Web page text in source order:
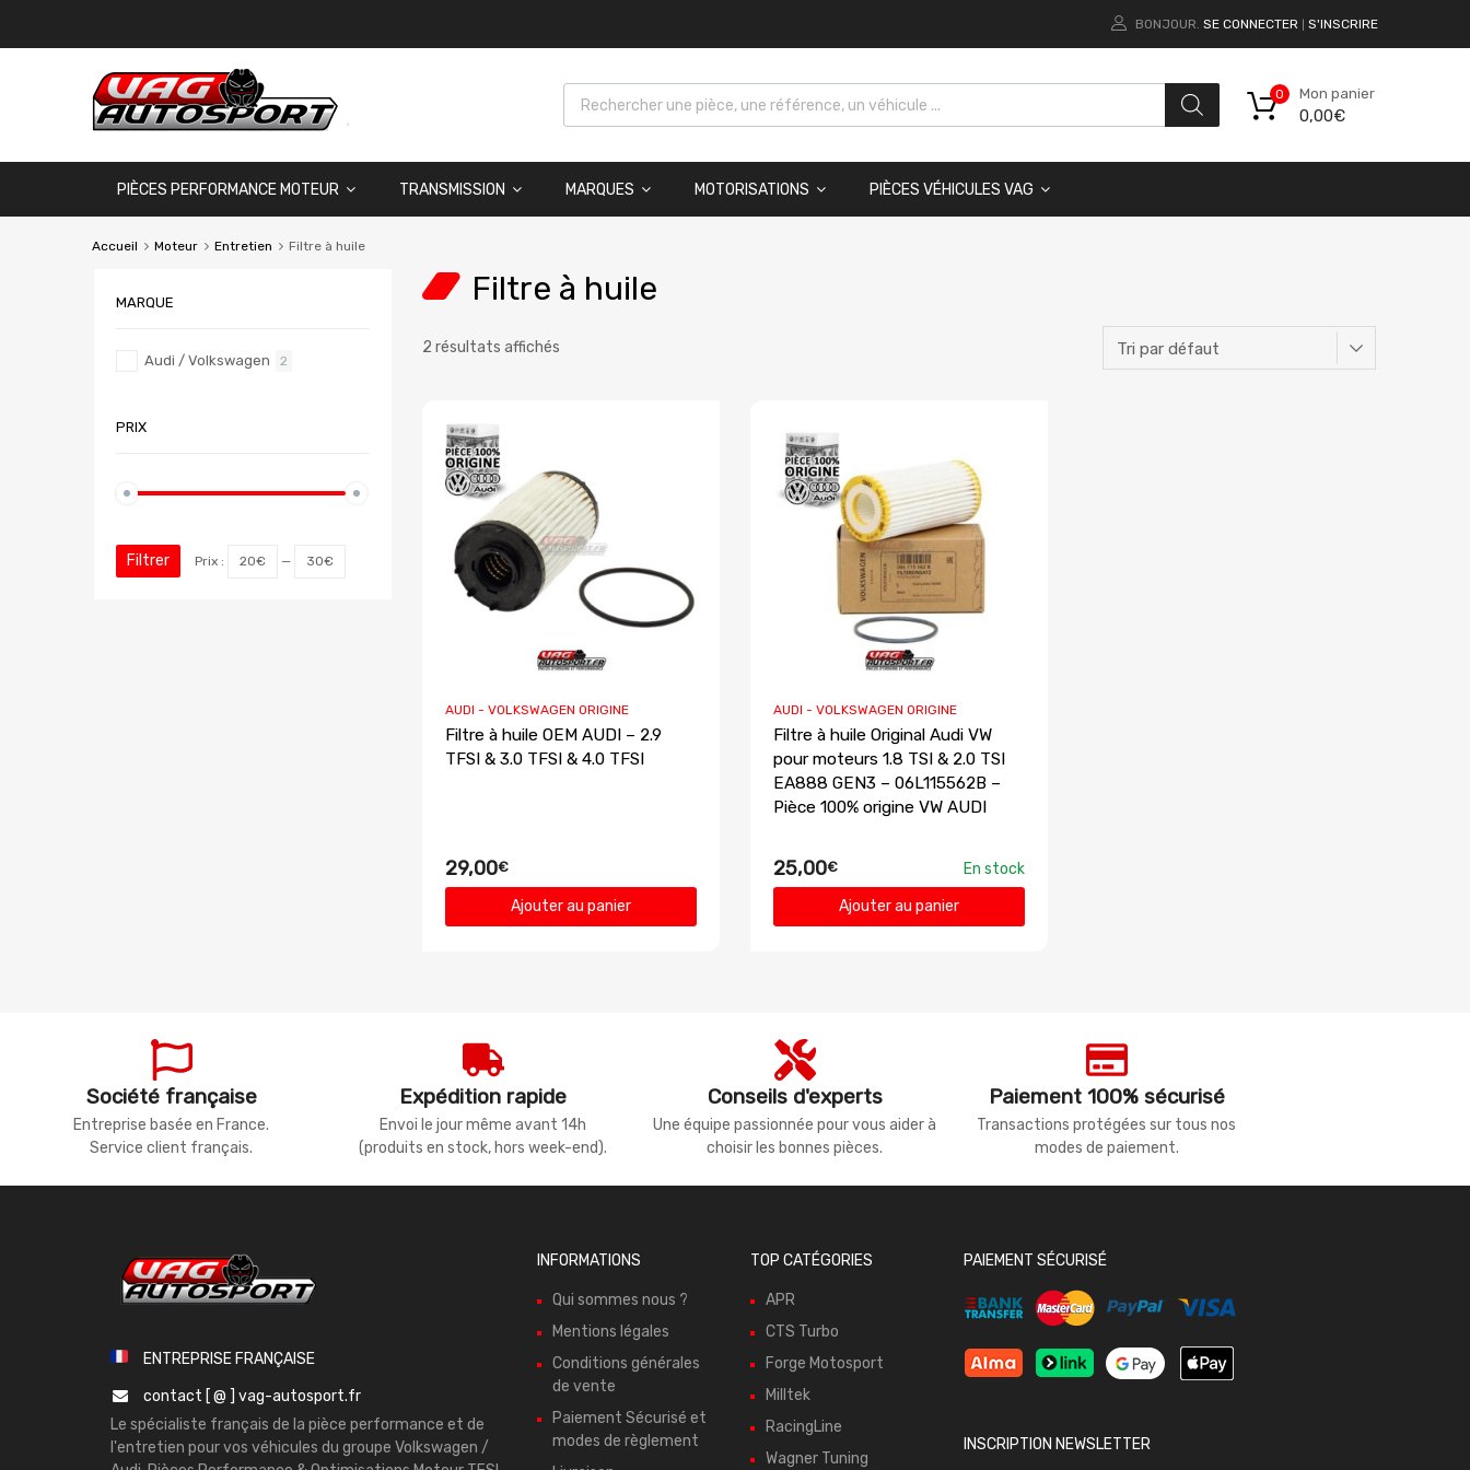
BONJOUR. SE CONNECTER S'INSCRIRE
Mon panier
0,00€
0
PIÈCES PERFORMANCE MOTEUR TRANSMISSION MARQUES MOTORISATIONS PIÈCES VÉHICULES VAG
Accueil Moteur Entretien Filtre à huile
Filtre à huile
2 résultats affichés
AUDI - VOLKSWAGEN ORIGINE
Filtre à huile OEM AUDI – 2.9
TFSI & 3.0 TFSI & 4.0 TFSI
29,00€
Ajouter au panier
AUDI - VOLKSWAGEN ORIGINE
Filtre à huile Original Audi VW
pour moteurs 1.8 TSI & 2.0 TSI
EA888 GEN3 – 06L115562B –
Pièce 100% origine VW AUDI
25,00€
En stock
Ajouter au panier
MARQUE
Audi / Volkswagen 2
PRIX
Filtrer Prix : 20€ — 30€
Société française
Entreprise basée en France.
Service client français.
Expédition rapide
Envoi le jour même avant 14h
(produits en stock, hors week-end).
Conseils d'experts
Une équipe passionnée pour vous aider à
choisir les bonnes pièces.
Paiement 100% sécurisé
Transactions protégées sur tous nos
modes de paiement.
ENTREPRISE FRANÇAISE
contact [ @ ] vag-autosport.fr
Le spécialiste français de la pièce performance et de
l'entretien pour vos véhicules du groupe Volkswagen /
INFORMATIONS
Qui sommes nous ?
Mentions légales
Conditions générales
de vente
Paiement Sécurisé et
modes de règlement
TOP CATÉGORIES
APR
CTS Turbo
Forge Motosport
Milltek
RacingLine
Wagner Tuning
PAIEMENT SÉCURISÉ
INSCRIPTION NEWSLETTER